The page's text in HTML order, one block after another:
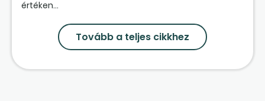
értéken...
Tovább a teljes cikkhez